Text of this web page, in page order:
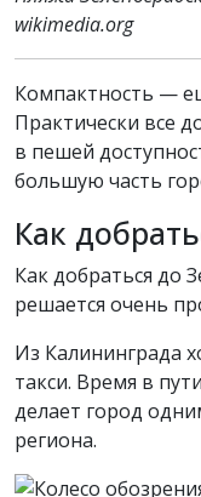
wikimedia.org
Компактность —
Практически все
в пешей
большую часть
Как
Как добраться до
решается очень
Из Калининграда
такси. Время в
делает город
региона.